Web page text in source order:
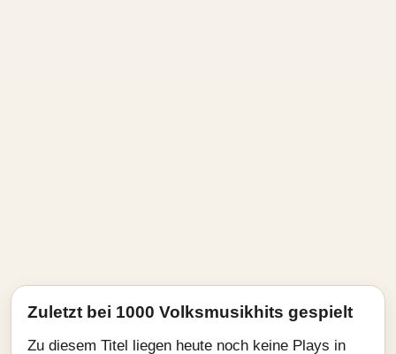
Zuletzt bei 1000 Volksmusikhits gespielt
Zu diesem Titel liegen heute noch keine Plays in